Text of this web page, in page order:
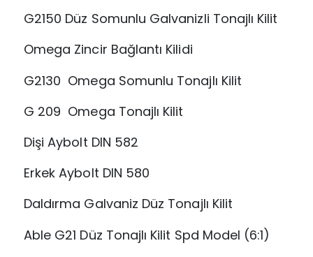
G2150 Düz Somunlu Galvanizli Tonajlı Kilit
Omega Zincir Bağlantı Kilidi
G2130 Omega Somunlu Tonajlı Kilit
G 209 Omega Tonajlı Kilit
Dişi Aybolt DIN 582
Erkek Aybolt DIN 580
Daldırma Galvaniz Düz Tonajlı Kilit
Able G21 Düz Tonajlı Kilit Spd Model (6:1)